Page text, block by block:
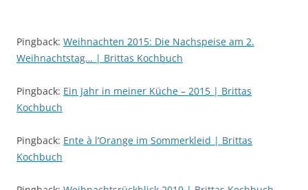
Pingback: Weihnachten 2015: Die Nachspeise am 2.
Weihnachtstag… | Brittas Kochbuch
Pingback: Ein Jahr in meiner Küche – 2015 | Brittas
Kochbuch
Pingback: Ente à l’Orange im Sommerkleid | Brittas
Kochbuch